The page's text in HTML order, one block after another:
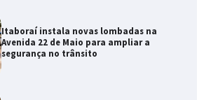
Itaboraí instala novas lombadas na
Avenida 22 de Maio para ampliar a
segurança no trânsito